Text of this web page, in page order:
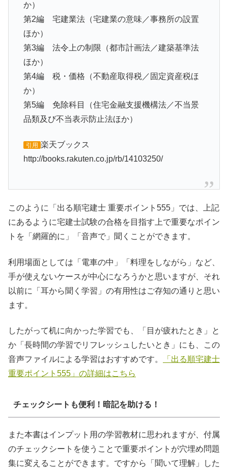
か）
第2編 宅建業法（宅建業の意味／事務所の設置
ほか）
第3編 法令上の制限（都市計画法／建築基準法
ほか）
第4編 税・価格（不動産取得税／固定資産税ほ
か）
第5編 免除科目（住宅金融支援機構法／不当景
品類及び不当表示防止法ほか）
引用 楽天ブックス
http://books.rakuten.co.jp/rb/14103250/
このように「出る順宅建士 重要ポイント555」では、上記
にあるように宅建士試験の合格を目指す上で重要なポイン
トを「網羅的に」「音声で」聞くことができます。
利用場面としては「電車の中」「料理をしながら」など、
手が使えないケースが中心になろうかと思いますが、それ
以前に「耳から聞く学習」の有用性はご存知の通りと思い
ます。
したがって机に向かった学習でも、「目が疲れたとき」と
か「長時間の学習でリフレッシュしたいとき」にも、この
音声ファイルによる学習はおすすめです。
「出る順宅建士
重要ポイント555」の詳細はこちら
チェックシートも便利！暗記を助ける！
また本書はインプット用の学習教材に思われますが、付属
のチェックシートを使うことで重要ポイントが穴埋め問題
集に変えることができます。ですから「聞いて理解」した